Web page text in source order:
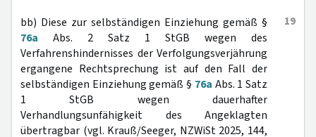
19
bb) Diese zur selbständigen Einziehung gemäß §
76a Abs. 2 Satz 1 StGB wegen des
Verfahrenshindernisses der Verfolgungsverjährung
ergangene Rechtsprechung ist auf den Fall der
selbständigen Einziehung gemäß § 76a Abs. 1 Satz
1 StGB wegen dauerhafter
Verhandlungsunfähigkeit des Angeklagten
übertragbar (vgl. Krauß/Seeger, NZWiSt 2025, 144,